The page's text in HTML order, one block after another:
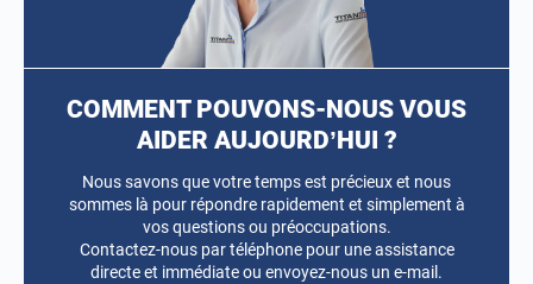
COMMENT POUVONS-NOUS VOUS
AIDER AUJOURD’HUI ?
Nous savons que votre temps est précieux et nous
sommes là pour répondre rapidement et simplement à
vos questions ou préoccupations.
Contactez-nous par téléphone pour une assistance
directe et immédiate ou envoyez-nous un e-mail.